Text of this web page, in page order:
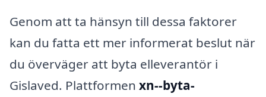
Genom att ta hänsyn till dessa faktorer
kan du fatta ett mer informerat beslut när
du överväger att byta elleverantör i
Gislaved. Plattformen xn--byta-